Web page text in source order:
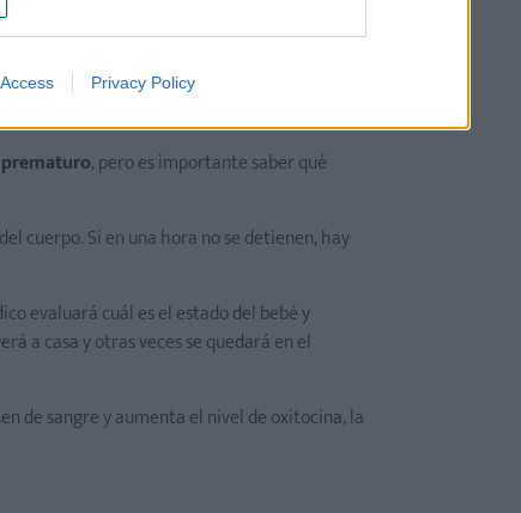
Privacy Policy
, pero es importante saber qué
cuerpo. Si en una hora no se detienen, hay
evaluará cuál es el estado del bebé y
a casa y otras veces se quedará en el
de sangre y aumenta el nivel de oxitocina, la